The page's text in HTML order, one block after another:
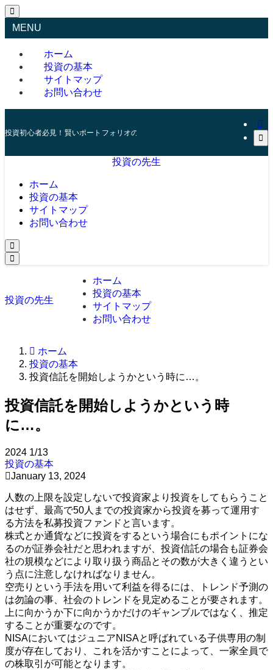
MENU
ホーム
投資の基本
サイトマップ
お問い合わせ
投資初心者必見！賢いポートフォリオの組み方とリスク管理の秘訣
投資の先生
ホーム
投資の基本
サイトマップ
お問い合わせ
投資の先生
ホーム
投資の基本
サイトマップ
お問い合わせ
ホーム
投資の基本
投資信託を開始しようかという時に…。
投資信託を開始しようかという時
に…。
2024 1/13
投資の基本
January 13, 2024
人数の上限を設定しないで投資家より投資をしてもらうこと
はせず、最高で50人までの投資家から投資を募って運用す
る方法を私募投資ファンドと言います。
株式とか通貨などに投資をするという場合にもポイントにな
るのが証券会社だと思われますが、投資信託の場合も証券会
社の規模などにより取り扱う商品とその数が大きく違うとい
う点に注意しなければなりません。
空売りという手法を用いて利益を得るには、トレンド予測の
は勿論の事、社会のトレンドを見定めることが要されます。
上に向かうか下に向かうかだけのギャンブルではなく、推定
することが重要なのです。
NISAにおいてはジュニアNISAと呼ばれている子供専用の制
度が存在しており、これを活かすことによって、一家全員で
の株取引が可能となります。